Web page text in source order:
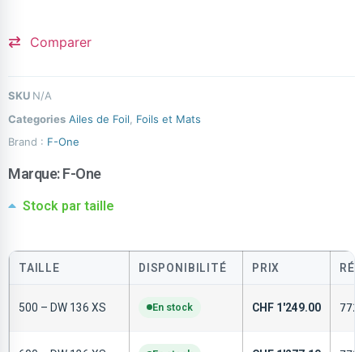
Comparer
SKU N/A
Categories Ailes de Foil
Foils et Mats
Brand : F-One
Marque:F-One
Stock par taille
TAILLE DISPONIBILITÉ PRIX
500 – DW 136 XS En stock CHF 1'249.00